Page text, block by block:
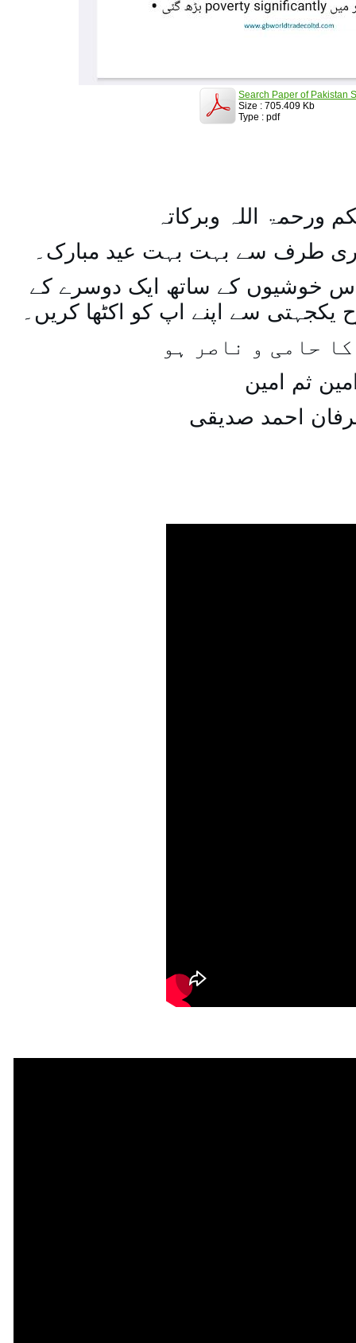
Search Paper of Pakistan
Size : 705.409 Kb
Type : pdf
ورحمۃ اللہ وبرکاتہ
طرف سے بہت بہت عید مبارک۔
خوشیوں کے ساتھ ایک دوسرے کے
سے اپنے اپ کو اکٹھا کریں۔
حامی و ناصر ہو
ثم امین
احمد صدیقی